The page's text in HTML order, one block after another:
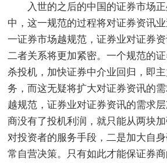
入世的之后的中国的证券市场
中，这一规范的过程将对证券资讯
一证券市场越规范，证券业对证券资
二者关系将更加紧密。一个规范的
杀投机，加快证券中介业回归，即
务，而这无疑将扩大对证券资讯的
越规范，证券业对证券资讯的需求
商没有了投机利润，就只能从两块
对投资者的服务手段，二是加大自
常自营决策。只有如此才能保证券